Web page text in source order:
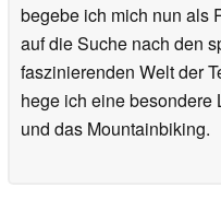
begebe ich mich nun als
auf die Suche nach den
faszinierenden Welt der
hege ich eine besondere
und das Mountainbiking.